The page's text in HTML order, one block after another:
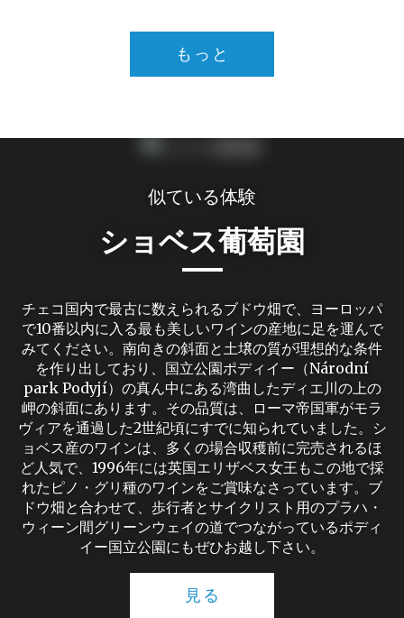
もっと
似ている体験
ショベス葡萄園
チェコ国内で最古に数えられるブドウ畑で、ヨーロッパ
で10番以内に入る最も美しいワインの産地に足を運んで
みてください。南向きの斜面と土壌の質が理想的な条件
を作り出しており、国立公園ポディイー（Národní
park Podyjí）の真ん中にある湾曲したディエ川の上の
岬の斜面にあります。その品質は、ローマ帝国軍がモラ
ヴィアを通過した2世紀頃にすでに知られていました。シ
ョベス産のワインは、多くの場合収穫前に完売されるほ
ど人気で、1996年には英国エリザベス女王もこの地で採
れたピノ・グリ種のワインをご賞味なさっています。ブ
ドウ畑と合わせて、歩行者とサイクリスト用のプラハ・
ウィーン間グリーンウェイの道でつながっているポディ
イー国立公園にもぜひお越し下さい。
見る